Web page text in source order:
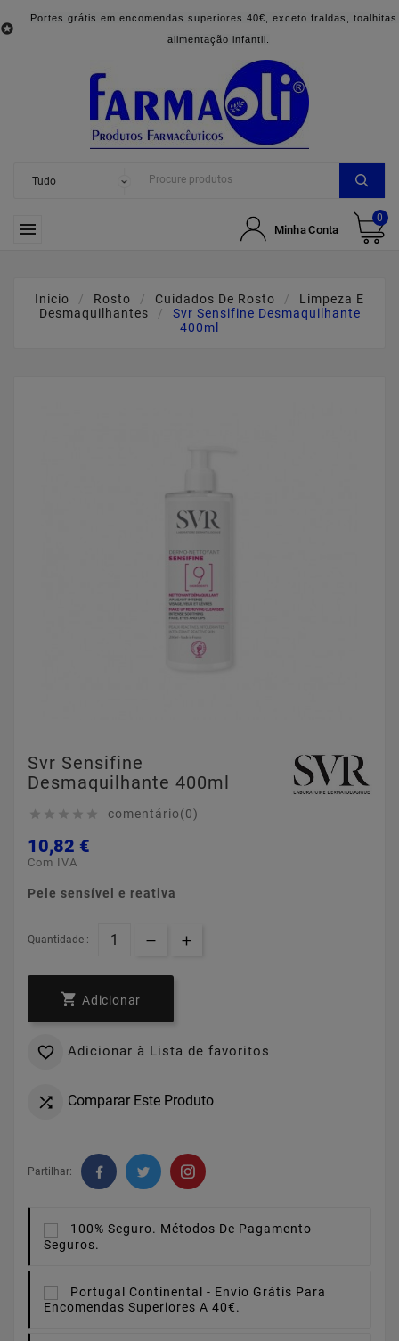

Portes grátis em encomendas superiores 40€, exceto fraldas, toalhitas
alimentação infantil.
 Minha Conta
0
Inicio Rosto Cuidados De Rosto
Limpeza E
Desmaquilhantes
Svr Sensifine Desmaquilhante
400ml
Svr Sensifine
Desmaquilhante 400ml
     comentário(0)
10,82 €
Com IVA
Pele sensível e reativa
Quantidade :
 Adicionar
 Adicionar à Lista de favoritos
 Comparar Este Produto
Partilhar:
100% Seguro. Métodos De Pagamento
Seguros.
Portugal Continental - Envio Grátis Para
Encomendas Superiores A 40€.